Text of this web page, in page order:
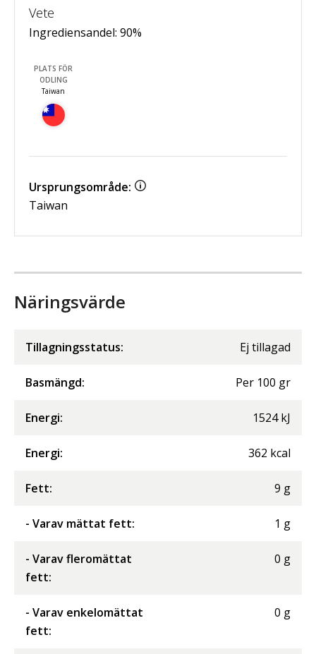
Vete
Ingrediensandel: 90%
PLATS FÖR
ODLING
Taiwan
Ursprungsområde:
Taiwan
Näringsvärde
Tillagningsstatus: Ej tillagad
Basmängd: Per 100 gr
Energi: 1524 kJ
Energi: 362 kcal
Fett: 9 g
- Varav mättat fett: 1 g
- Varav fleromättat
fett:
0 g
- Varav enkelomättat
fett:
0 g